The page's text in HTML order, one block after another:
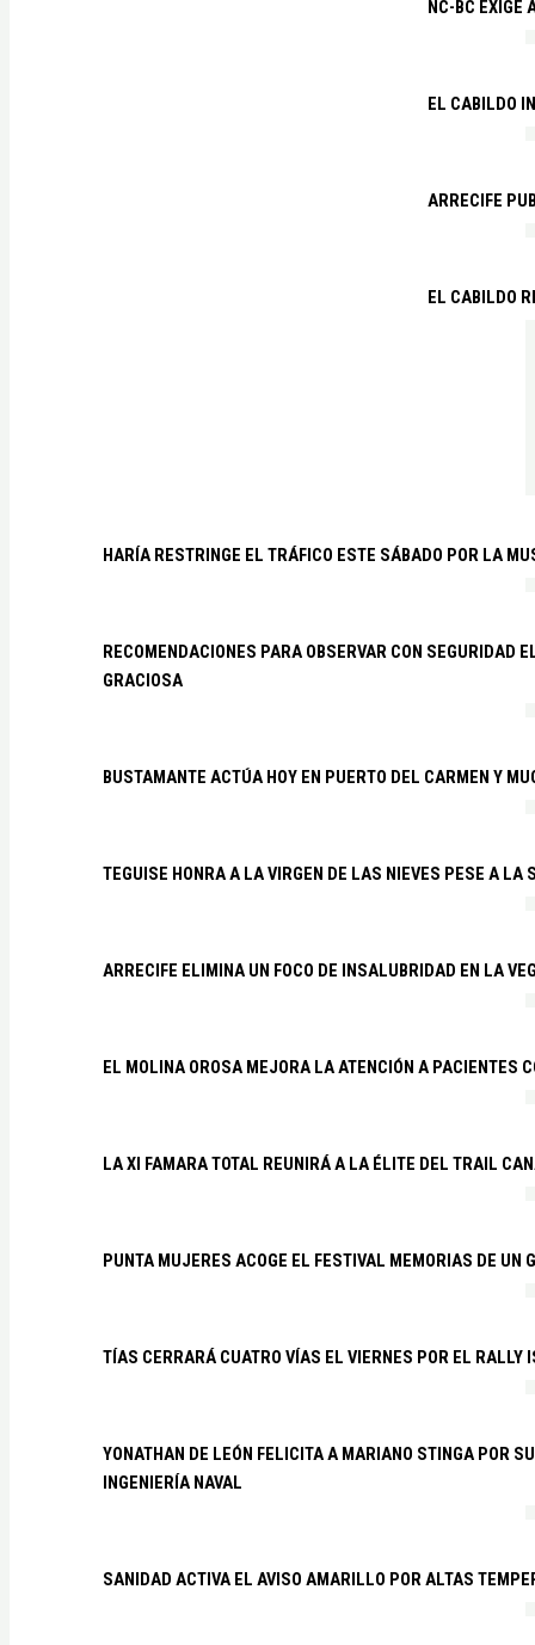
NC-BC EXIGE
EL CABILDO
ARRECIFE
EL CABILDO
HARÍA RESTRINGE EL TRÁFICO ESTE SÁBADO POR LA
RECOMENDACIONES PARA OBSERVAR CON SEGURIDAD
GRACIOSA
BUSTAMANTE ACTÚA HOY EN PUERTO DEL CARMEN Y
TEGUISE HONRA A LA VIRGEN DE LAS NIEVES PESE A LA
ARRECIFE ELIMINA UN FOCO DE INSALUBRIDAD EN LA
EL MOLINA OROSA MEJORA LA ATENCIÓN A PACIENTES
LA XI FAMARA TOTAL REUNIRÁ A LA ÉLITE DEL TRAIL
PUNTA MUJERES ACOGE EL FESTIVAL MEMORIAS DE UN
TÍAS CERRARÁ CUATRO VÍAS EL VIERNES POR EL RALLY
YONATHAN DE LEÓN FELICITA A MARIANO STINGA POR
INGENIERÍA NAVAL
SANIDAD ACTIVA EL AVISO AMARILLO POR ALTAS